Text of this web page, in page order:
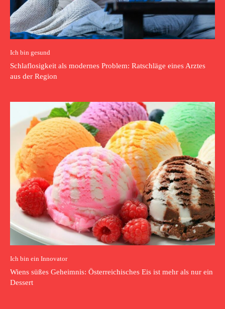
Ich bin gesund
Schlaflosigkeit als modernes Problem: Ratschläge eines Arztes
aus der Region
Ich bin ein Innovator
Wiens süßes Geheimnis: Österreichisches Eis ist mehr als nur ein
Dessert